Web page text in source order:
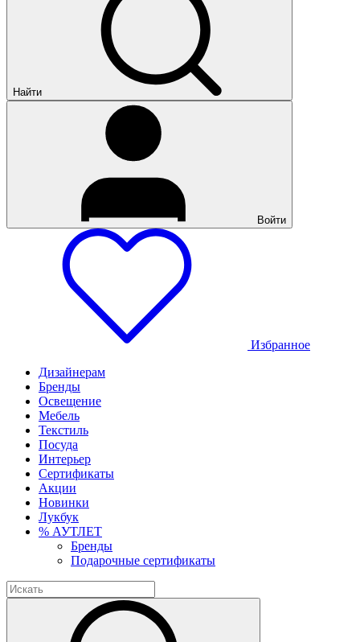
Найти
Войти
Избранное
Дизайнерам
Бренды
Освещение
Мебель
Текстиль
Посуда
Интерьер
Сертификаты
Акции
Новинки
Лукбук
% АУТЛЕТ
Бренды
Подарочные сертификаты